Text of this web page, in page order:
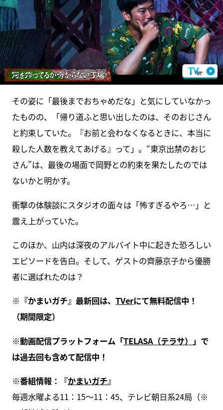
その姿に「最後までおちゃめだな」と気にしていなかっ
たものの、「帰り道ふと思い出したのは、そのおじさん
と約束していた。『お前と会わなくなるときに、本当に
殺した人数を教えてあげる』って」。“東京出禁のおじ
さん”は、最後の場面で岡野との約束を果たしたのでは
ないかと明かす。
衝撃の体験談にスタジオの面々は「怖すぎるやろ…」と
震え上がっていた。
このほか、山内は深夜のアルバイト中に起きた恐ろしい
エピソードを告白。そして、ゲストの齊藤京子から優勝
者に選ばれたのは？
※『かまいガチ』最新回は、 TVerにて無料配信中！
（期間限定）
※動画配信プラットフォーム「TELASA（テラサ） 」で
は過去回も含めて配信中！
※番組情報：『かまいガチ』
毎週水曜よる11：15～11：45、テレビ朝日系24局（※